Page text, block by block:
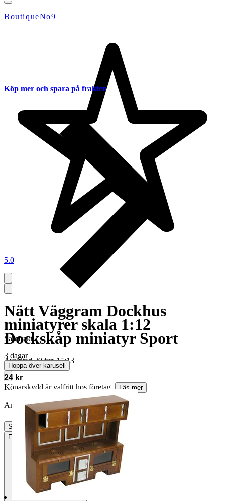
BoutiqueNo9
5.0
Nätt Väggram Dockhus
miniatyrer skala 1:12
Dockskåp miniatyr Sport
Avslutad 29 jun 15:13
24 kr
Köparskydd är valfritt hos företag.
Läs mer
Annonsen är avslutad. Såld med Köp nu.
Slutade
29 jun 15:13
Frakt
15 kr Annat fraktsätt
Köp mer och spara på frakten
Samfrakt
3 dagar
Hoppa över karusell